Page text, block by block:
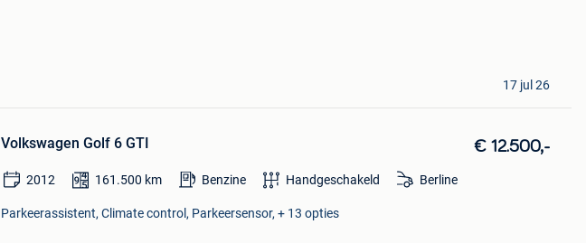
17 jul 26
Volkswagen Golf 6 GTI € 12.500,-
2012 161.500 km Benzine Handgeschakeld Berline
Parkeerassistent, Climate control, Parkeersensor, + 13 opties